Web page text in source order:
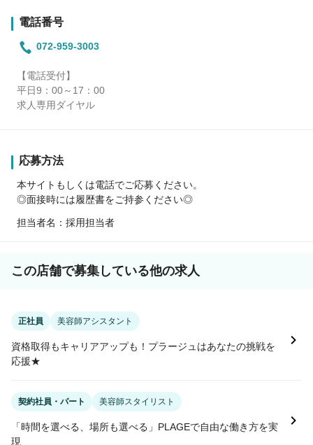
電話番号
072-959-3003
【電話受付】
平日9：00～17：00
求人専用ダイヤル
応募方法
本サイトもしくは電話でご応募ください。
◎面接時には履歴書をご持参ください◎
担当者名：採用担当者
この店舗で募集している他の求人
正社員 美容師アシスタント
資格取得もキャリアアップも！プラージュはあなたの挑戦を
応援★
契約社員・パート 美容師スタイリスト
「時間を選べる、場所も選べる」PLAGEで自由な働き方を実
現